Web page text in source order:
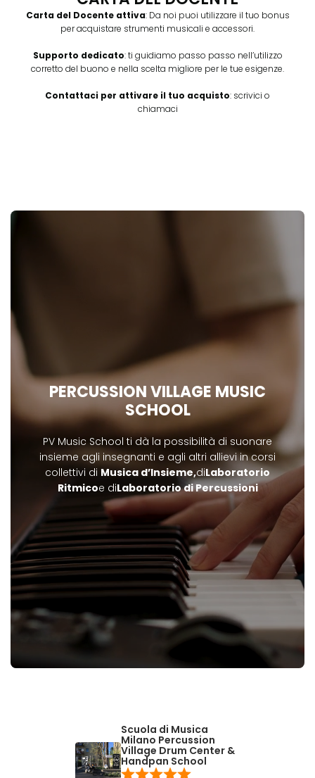
Carta del Docente attiva: Da noi puoi utilizzare il tuo bonus
per acquistare strumenti musicali e accessori.
Supporto dedicato: ti guidiamo passo passo nell’utilizzo
corretto del buono e nella scelta migliore per le tue esigenze.
Contattaci per attivare il tuo acquisto: scrivici o
chiamaci
PERCUSSION VILLAGE MUSIC
SCHOOL
PV Music School ti dà la possibilità di suonare
insieme agli insegnanti e agli altri allievi in corsi
collettivi di Musica d’Insieme,diLaboratorio
Ritmicoe diLaboratorio di Percussioni
Scuola di Musica
Milano Percussion
Village Drum Center &
Handpan School